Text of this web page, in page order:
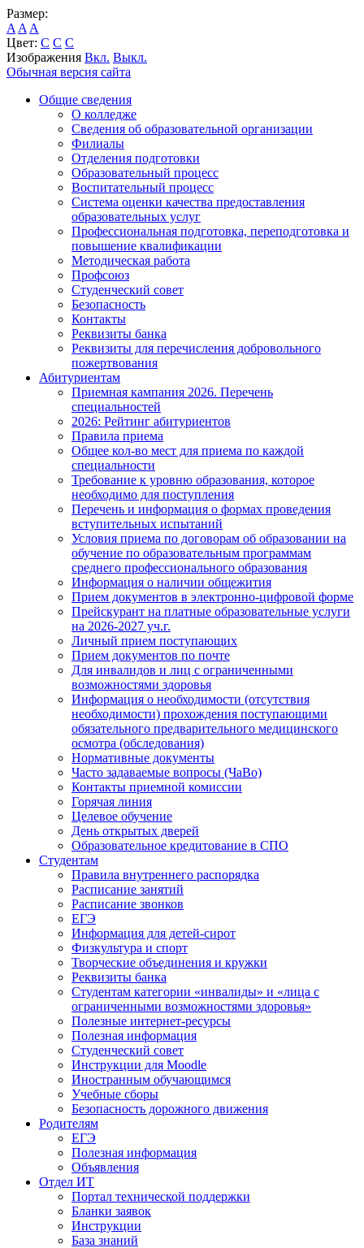
Размер:
A A A
Цвет: C C C
Изображения Вкл. Выкл.
Обычная версия сайта
Общие сведения
О колледже
Сведения об образовательной организации
Филиалы
Отделения подготовки
Образовательный процесс
Воспитательный процесс
Система оценки качества предоставления
образовательных услуг
Профессиональная подготовка, переподготовка и
повышение квалификации
Методическая работа
Профсоюз
Студенческий совет
Безопасность
Контакты
Реквизиты банка
Реквизиты для перечисления добровольного
пожертвования
Абитуриентам
Приемная кампания 2026. Перечень
специальностей
2026: Рейтинг абитуриентов
Правила приема
Общее кол-во мест для приема по каждой
специальности
Требование к уровню образования, которое
необходимо для поступления
Перечень и информация о формах проведения
вступительных испытаний
Условия приема по договорам об образовании на
обучение по образовательным программам
среднего профессионального образования
Информация о наличии общежития
Прием документов в электронно-цифровой форме
Прейскурант на платные образовательные услуги
на 2026-2027 уч.г.
Личный прием поступающих
Прием документов по почте
Для инвалидов и лиц с ограниченными
возможностями здоровья
Информация о необходимости (отсутствия
необходимости) прохождения поступающими
обязательного предварительного медицинского
осмотра (обследования)
Нормативные документы
Часто задаваемые вопросы (ЧаВо)
Контакты приемной комиссии
Горячая линия
Целевое обучение
День открытых дверей
Образовательное кредитование в СПО
Студентам
Правила внутреннего распорядка
Расписание занятий
Расписание звонков
ЕГЭ
Информация для детей-сирот
Физкультура и спорт
Творческие объединения и кружки
Реквизиты банка
Студентам категории «инвалиды» и «лица с
ограниченными возможностями здоровья»
Полезные интернет-ресурсы
Полезная информация
Студенческий совет
Инструкции для Moodle
Иностранным обучающимся
Учебные сборы
Безопасность дорожного движения
Родителям
ЕГЭ
Полезная информация
Объявления
Отдел ИТ
Портал технической поддержки
Бланки заявок
Инструкции
База знаний